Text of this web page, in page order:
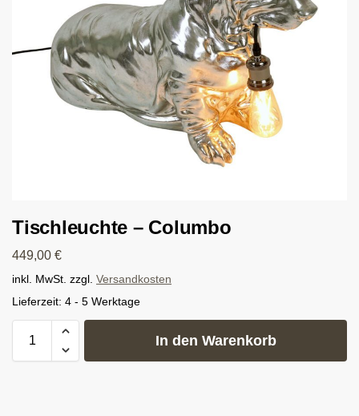
Tischleuchte – Columbo
449,00 €
inkl. MwSt. zzgl. Versandkosten
Lieferzeit: 4 - 5 Werktage
In den Warenkorb